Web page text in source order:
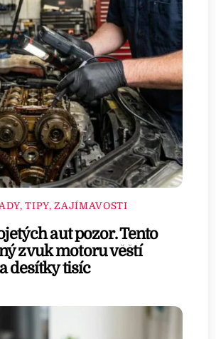
TIPY, ZAJÍMAVOSTI
aut pozor. Tento
zvuk motoru věští
desítky tisíc